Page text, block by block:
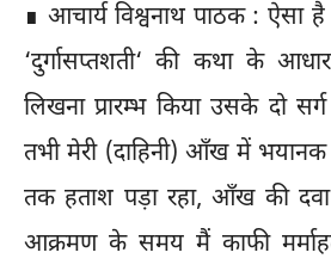
∎ आचार्य विश्वनाथ पाठक : ऐसा
‘दुर्गासप्तशती‘ की कथा के
लिखना प्रारम्भ किया उसके दो
तभी मेरी (दाहिनी) आँख में
तक हताश पड़ा रहा, आँख की
आक्रमण के समय मैं काफी